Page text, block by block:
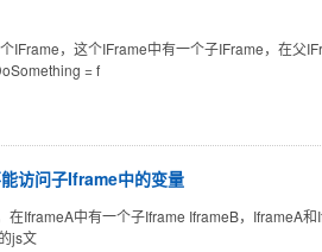
IFrame，这个IFrame中有一个子IFrame，在父
= f
访问子Iframe中的变量
在IframeA中有一个子Iframe IframeB，IframeA
js文